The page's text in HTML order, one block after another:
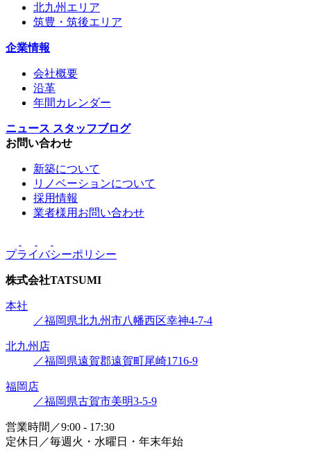
北九州エリア
筑豊・筑後エリア
企業情報
会社概要
沿革
年間カレンダー
ニュース スタッフブログ
お問い合わせ
新築について
リノベーションについて
採用情報
業者様用お問い合わせ
プライバシーポリシー
株式会社TATSUMI
本社
／福岡県北九州市八幡西区幸神4-7-4
北九州店
／福岡県遠賀郡遠賀町尾崎1716-9
福岡店
／福岡県古賀市美明3-5-9
営業時間／9:00 - 17:30
定休日／毎週火・水曜日・年末年始